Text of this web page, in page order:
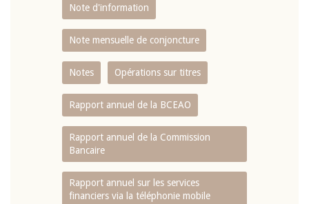
Note d'information
Note mensuelle de conjoncture
Notes Opérations sur titres
Rapport annuel de la BCEAO
Rapport annuel de la Commission
Bancaire
Rapport annuel sur les services
financiers via la téléphonie mobile